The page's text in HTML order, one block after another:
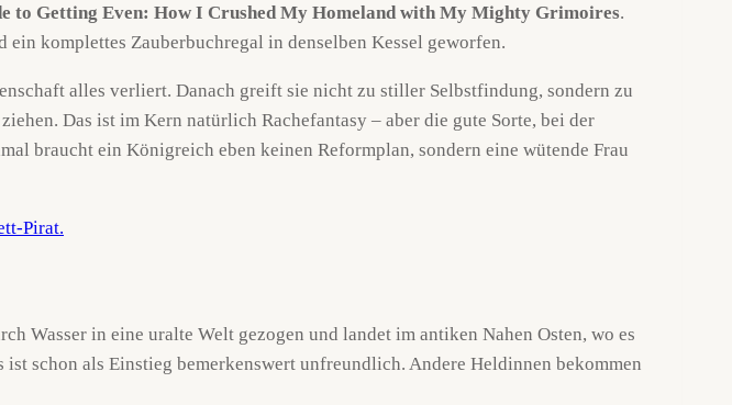
to Getting Even: How I Crushed My Homeland with My Mighty Grimoires.
komplettes Zauberbuchregal in denselben Kessel geworfen.
alles verliert. Danach greift sie nicht zu stiller Selbstfindung, sondern zu
Das ist im Kern natürlich Rachefantasy – aber die gute Sorte, bei der
braucht ein Königreich eben keinen Reformplan, sondern eine wütende Frau
Wasser in eine uralte Welt gezogen und landet im antiken Nahen Osten, wo es
ist schon als Einstieg bemerkenswert unfreundlich. Andere Heldinnen bekommen